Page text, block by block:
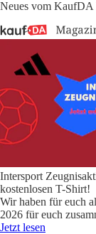
Neues vom KaufDA
Intersport
kostenlosen T-Shirt!
Wir haben für euch
2026 für euch
Jetzt lesen